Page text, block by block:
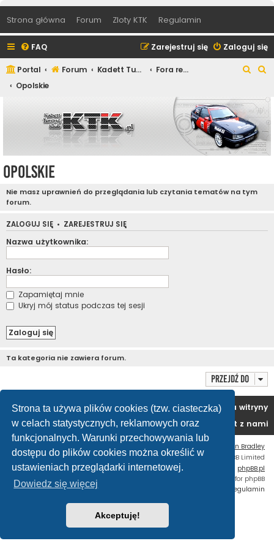
Strona ta używa plików cookies (tzw. ciasteczka)
w celach statystycznych, reklamowych oraz
funkcjonalnych. Warunki przechowywania lub
dostępu do plików cookies można określić w
ustawieniach przeglądarki internetowej.
Dowiedz się więcej
Akceptuję!
Strona główna Forum Zloty KTK Regulamin
FAQ Zaloguj się
Zarejestruj się
Portal Forum Kadett Tuning Klub
Fora regionalne
Opolskie
u
k
a
u
k
a
j
Opolskie
Nie masz uprawnień do przeglądania lub czytania tematów na tym
forum.
ZALOGUJ SIĘ • ZAREJESTRUJ SIĘ
Nazwa użytkownika:
Hasło:
Zapamiętaj mnie
Ukryj mój status podczas tej sesji
Ta kategoria nie zawiera forum.
Przejdź do
Portal Forum
Usuń ciasteczka witryny
Kontakt z nami
Flat Style by
Ian Bradley
Technologię dostarczaphpBB® Forum Software © phpBB Limited
Polski pakiet językowy dostarcza phpBB.pl
extension for phpBB
Regulamin